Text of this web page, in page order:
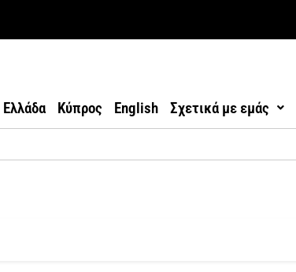
Ελλάδα Κύπρος English Σχετικά με εμάς